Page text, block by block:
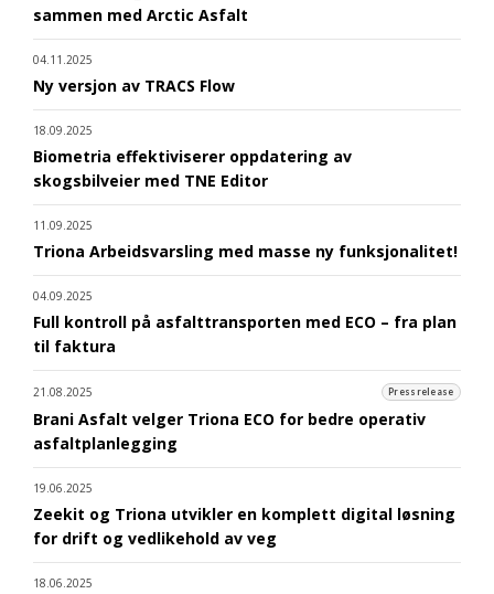
sammen med Arctic Asfalt
04.11.2025
Ny versjon av TRACS Flow
18.09.2025
Biometria effektiviserer oppdatering av
skogsbilveier med TNE Editor
11.09.2025
Triona Arbeidsvarsling med masse ny funksjonalitet!
04.09.2025
Full kontroll på asfalttransporten med ECO – fra plan
til faktura
21.08.2025 Pressrelease
Brani Asfalt velger Triona ECO for bedre operativ
asfaltplanlegging
19.06.2025
Zeekit og Triona utvikler en komplett digital løsning
for drift og vedlikehold av veg
18.06.2025